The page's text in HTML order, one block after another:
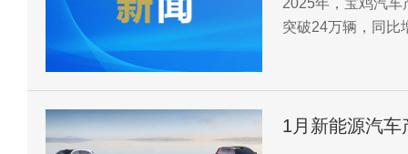
2025年，宝鸡汽
突破24万辆，同比
1月新能源汽车